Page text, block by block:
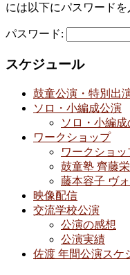
には以下にパスワードを
パスワード:
スケジュール
鼓童公演・特別出
ソロ・小編成公演
ソロ・小編
ワークショップ
ワークショッ
鼓童塾 齊藤
藤本容子 ヴ
映像配信
交流学校公演
公演の感想
公演実績
佐渡 年間公演スケ